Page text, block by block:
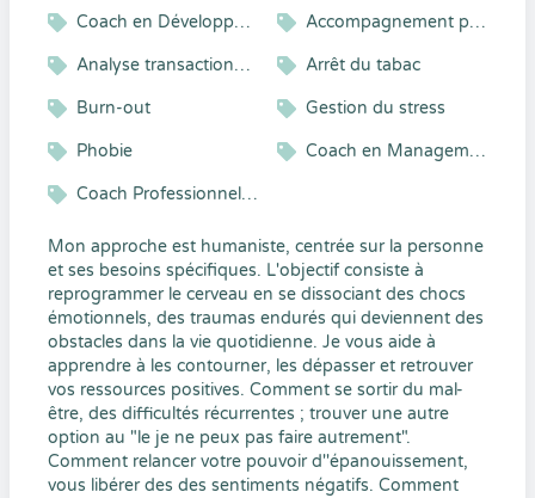
Coach en Développement Personnel Accompagnement psycho-émotionnel
Analyse transactionnelle Arrêt du tabac
Burn-out Gestion du stress
Phobie Coach en Management
Coach Professionnel Certifié
Mon approche est humaniste, centrée sur la personne
et ses besoins spécifiques. L'objectif consiste à
reprogrammer le cerveau en se dissociant des chocs
émotionnels, des traumas endurés qui deviennent des
obstacles dans la vie quotidienne. Je vous aide à
apprendre à les contourner, les dépasser et retrouver
vos ressources positives. Comment se sortir du mal-
être, des difficultés récurrentes ; trouver une autre
option au "le je ne peux pas faire autrement".
Comment relancer votre pouvoir d''épanouissement,
vous libérer des des sentiments négatifs. Comment